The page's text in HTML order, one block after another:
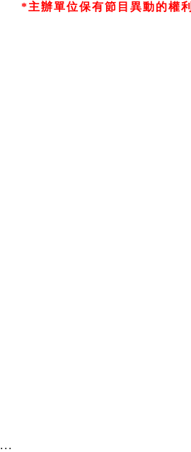
*主辦單位保有節目異動的權利